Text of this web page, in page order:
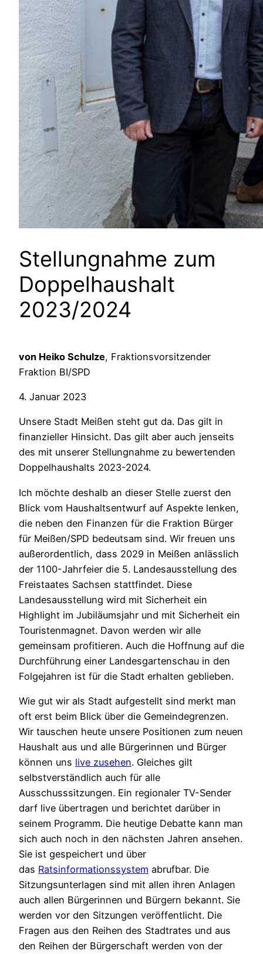
Stellungnahme zum
Doppelhaushalt
2023/2024
von Heiko Schulze, Fraktionsvorsitzender
Fraktion BI/SPD
4. Januar 2023
Unsere Stadt Meißen steht gut da. Das gilt in
finanzieller Hinsicht. Das gilt aber auch jenseits
des mit unserer Stellungnahme zu bewertenden
Doppelhaushalts 2023-2024.
Ich möchte deshalb an dieser Stelle zuerst den
Blick vom Haushaltsentwurf auf Aspekte lenken,
die neben den Finanzen für die Fraktion Bürger
für Meißen/SPD bedeutsam sind. Wir freuen uns
außerordentlich, dass 2029 in Meißen anlässlich
der 1100-Jahrfeier die 5. Landesausstellung des
Freistaates Sachsen stattfindet. Diese
Landesausstellung wird mit Sicherheit ein
Highlight im Jubiläumsjahr und mit Sicherheit ein
Touristenmagnet. Davon werden wir alle
gemeinsam profitieren. Auch die Hoffnung auf die
Durchführung einer Landesgartenschau in den
Folgejahren ist für die Stadt erhalten geblieben.
Wie gut wir als Stadt aufgestellt sind merkt man
oft erst beim Blick über die Gemeindegrenzen.
Wir tauschen heute unsere Positionen zum neuen
Haushalt aus und alle Bürgerinnen und Bürger
können uns live zusehen. Gleiches gilt
selbstverständlich auch für alle
Ausschusssitzungen. Ein regionaler TV-Sender
darf live übertragen und berichtet darüber in
seinem Programm. Die heutige Debatte kann man
sich auch noch in den nächsten Jahren ansehen.
Sie ist gespeichert und über
das Ratsinformationssystem abrufbar. Die
Sitzungsunterlagen sind mit allen ihren Anlagen
auch allen Bürgerinnen und Bürgern bekannt. Sie
werden vor den Sitzungen veröffentlicht. Die
Fragen aus den Reihen des Stadtrates und aus
den Reihen der Bürgerschaft werden von der